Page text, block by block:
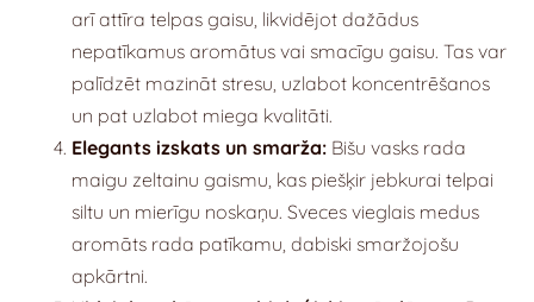
arī attīra telpas gaisu, likvidējot dažādus
nepatīkamus aromātus vai smacīgu gaisu. Tas var
palīdzēt mazināt stresu, uzlabot koncentrēšanos
un pat uzlabot miega kvalitāti.
Elegants izskats un smarža: Bišu vasks rada
maigu zeltainu gaismu, kas piešķir jebkurai telpai
siltu un mierīgu noskaņu. Sveces vieglais medus
aromāts rada patīkamu, dabiski smaržojošu
apkārtni.